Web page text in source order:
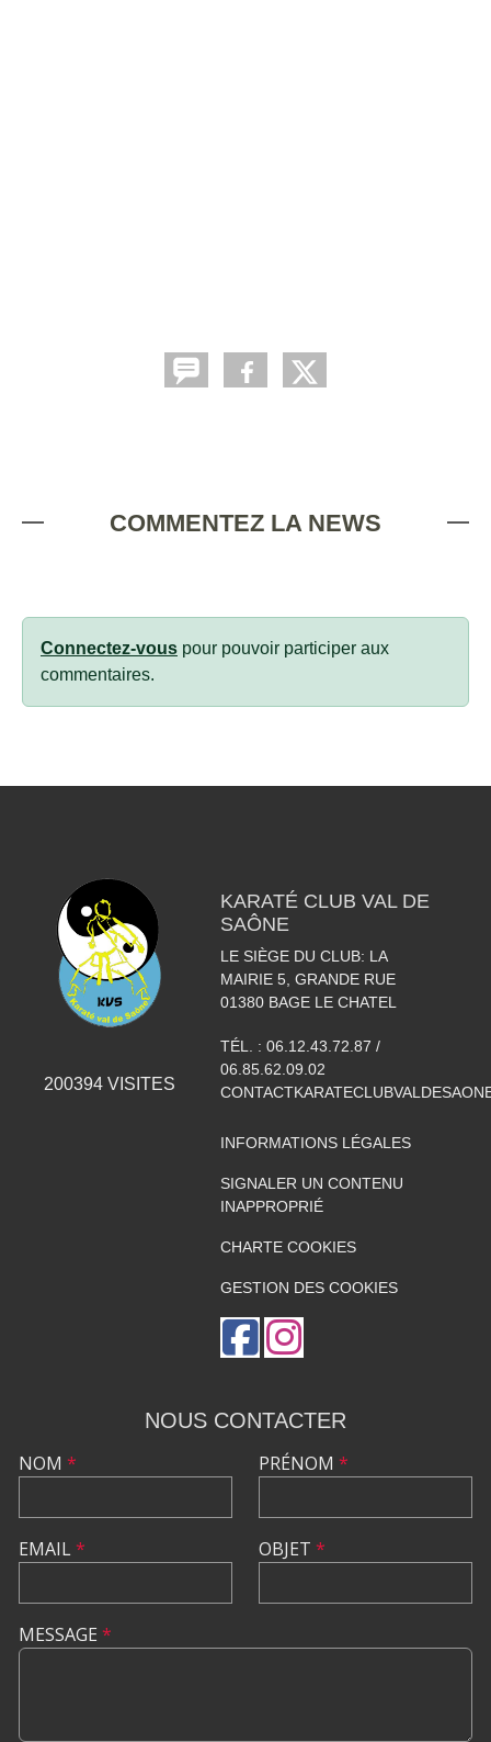
COMMENTEZ LA NEWS
Connectez-vous pour pouvoir participer aux
commentaires.
200394 VISITES
KARATÉ CLUB VAL DE
SAÔNE
LE SIÈGE DU CLUB: LA
MAIRIE 5, GRANDE RUE
01380 BAGE LE CHATEL
TÉL. : 06.12.43.72.87 /
06.85.62.09.02
INFORMATIONS LÉGALES
SIGNALER UN CONTENU
INAPPROPRIÉ
CHARTE COOKIES
GESTION DES COOKIES
NOUS CONTACTER
NOM *
EMAIL*
PRÉNOM *
OBJET *
MESSAGE *